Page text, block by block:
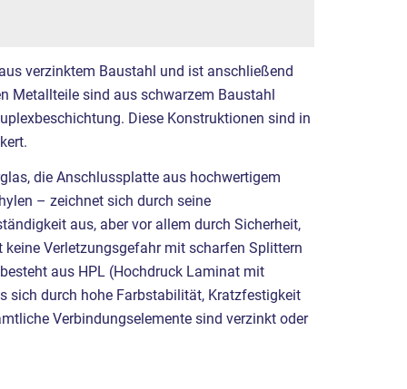
verzinktem Baustahl und ist anschließend
Metallteile sind aus schwarzem Baustahl
Diese Konstruktionen sind in
die Anschlussplatte aus hochwertigem
– zeichnet sich durch seine
aus, aber vor allem durch Sicherheit,
Verletzungsgefahr mit scharfen Splittern
aus HPL (Hochdruck Laminat mit
sich durch hohe Farbstabilität, Kratzfestigkeit
Verbindungselemente sind verzinkt oder